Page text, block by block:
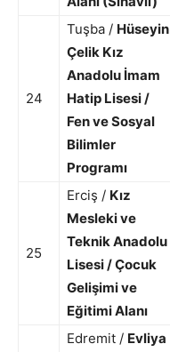
24
Tuşba / Hüseyin
Çelik Kız
Anadolu İmam
Hatip Lisesi /
Fen ve Sosyal
Bilimler
Programı
25
Erciş / Kız
Mesleki ve
Teknik Anadolu
Lisesi / Çocuk
Gelişimi ve
Eğitimi Alanı
Edremit / Evliya